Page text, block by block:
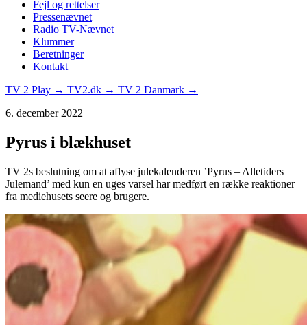
Fejl og rettelser
Pressenævnet
Radio TV-Nævnet
Klummer
Beretninger
Kontakt
TV 2 Play → TV2.dk → TV 2 Danmark →
6. december 2022
Pyrus i blækhuset
TV 2s beslutning om at aflyse julekalenderen ’Pyrus – Alletiders
Julemand’ med kun en uges varsel har medført en række reaktioner
fra mediehusets seere og brugere.